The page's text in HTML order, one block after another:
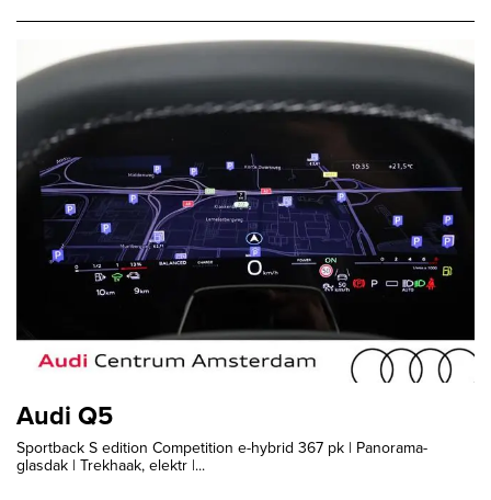
Audi Q5
Sportback S edition Competition e-hybrid 367 pk | Panorama-
glasdak | Trekhaak, elektr |...